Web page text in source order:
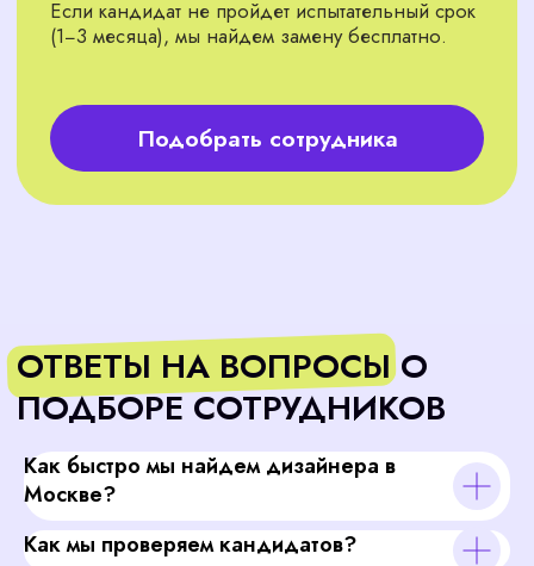
Как быстро мы найдем дизайнера в
Москве?
Как мы проверяем кандидатов?